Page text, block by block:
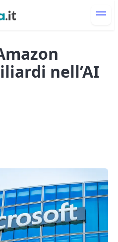
nell’AI